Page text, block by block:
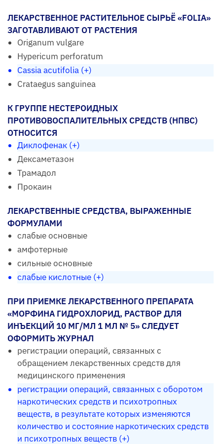
ЛЕКАРСТВЕННОЕ РАСТИТЕЛЬНОЕ СЫРЬЁ «FOLIA»
ЗАГОТАВЛИВАЮТ ОТ РАСТЕНИЯ
Origanum vulgare
Hypericum perforatum
Cassia acutifolia (+)
Crataegus sanguinea
К ГРУППЕ НЕСТЕРОИДНЫХ
ПРОТИВОВОСПАЛИТЕЛЬНЫХ СРЕДСТВ (НПВС)
ОТНОСИТСЯ
Диклофенак (+)
Дексаметазон
Трамадол
Прокаин
ЛЕКАРСТВЕННЫЕ СРЕДСТВА, ВЫРАЖЕННЫЕ
ФОРМУЛАМИ
слабые основные
амфотерные
сильные основные
слабые кислотные (+)
ПРИ ПРИЕМКЕ ЛЕКАРСТВЕННОГО ПРЕПАРАТА
«МОРФИНА ГИДРОХЛОРИД, РАСТВОР ДЛЯ
ИНЪЕКЦИЙ 10 МГ/МЛ 1 МЛ № 5» СЛЕДУЕТ
ОФОРМИТЬ ЖУРНАЛ
регистрации операций, связанных с
обращением лекарственных средств для
медицинского применения
регистрации операций, связанных с оборотом
наркотических средств и психотропных
веществ, в результате которых изменяются
количество и состояние наркотических средств
и психотропных веществ (+)